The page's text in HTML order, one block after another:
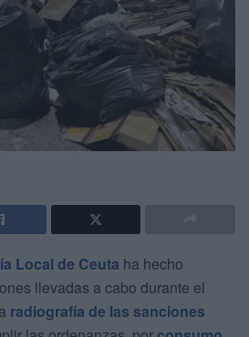
Local de Ceuta ha hecho
llevadas a cabo durante el
radiografía de las sanciones